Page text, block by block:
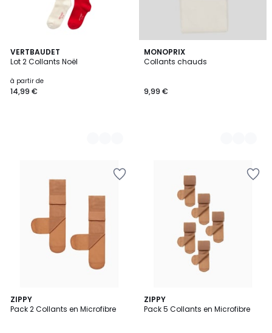
VERTBAUDET
Lot 2 Collants Noël
à partir de
14,99 €
2
Couleurs
MONOPRIX
Collants chauds
9,99 €
3
Couleurs
ZIPPY
Pack 2 Collants en Microfibre
ZIPPY
Pack 5 Collants en Microfibre